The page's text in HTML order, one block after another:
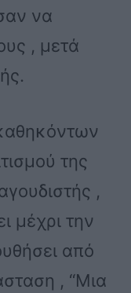
να
, μετά
της
,
μέχρι την
από
, “Μια